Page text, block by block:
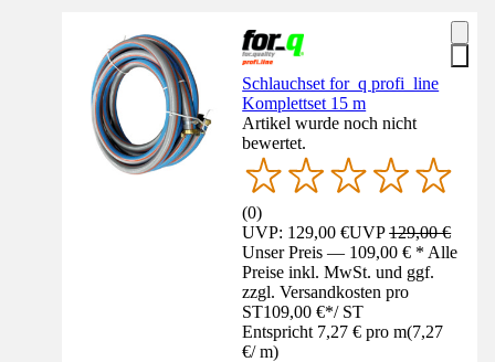
Schlauchset for_q profi_line
Komplettset 15 m
Artikel wurde noch nicht
bewertet.
(0)
UVP: 129,00 €UVP129,00 €
Unser Preis — 109,00 € * Alle
Preise inkl. MwSt. und ggf.
zzgl. Versandkosten pro
ST109,00 €*/ ST
Entspricht 7,27 € pro m(7,27
€/ m)